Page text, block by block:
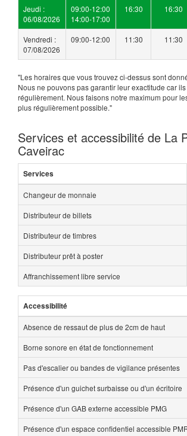
Jeudi :
06/08/2026
09:00-12:00
14:00-17:00
16:30 16:30
Vendredi :
07/08/2026
09:00-12:00 11:30 11:30
"Les horaires que vous trouvez ci-dessus sont
Nous ne pouvons pas garantir leur exactitude car
régulièrement. Nous faisons notre maximum pour
plus régulièrement possible."
Services et accessibilité de La
Caveirac
Services
Changeur de monnaie
Distributeur de billets
Distributeur de timbres
Distributeur prêt à poster
Affranchissement libre service
Accessibilité
Absence de ressaut de plus de 2cm de haut
Borne sonore en état de fonctionnement
Pas d'escalier ou bandes de vigilance présentes
Présence d'un guichet surbaisse ou d'un écritoire
Présence d'un GAB externe accessible PMG
Présence d'un espace confidentiel accessible